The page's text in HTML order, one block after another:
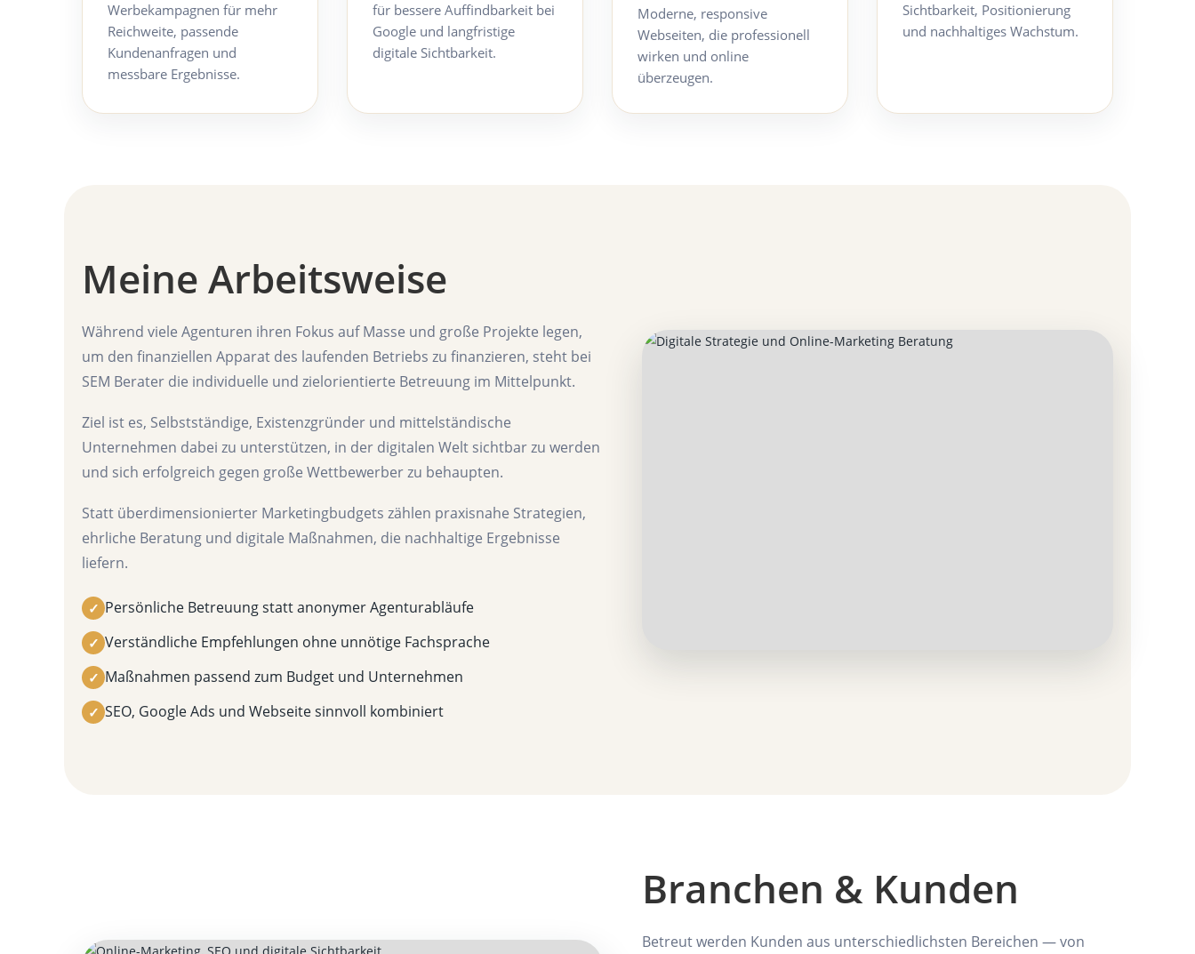
Werbekampagnen für mehr
Reichweite, passende
Kundenanfragen und
messbare Ergebnisse.
für bessere Auffindbarkeit bei
Google und langfristige
digitale Sichtbarkeit.
Moderne, responsive
Webseiten, die professionell
wirken und online
überzeugen.
Sichtbarkeit, Positionierung
und nachhaltiges Wachstum.
Meine Arbeitsweise
Während viele Agenturen ihren Fokus auf Masse und große Projekte legen,
um den finanziellen Apparat des laufenden Betriebs zu finanzieren, steht bei
SEM Berater die individuelle und zielorientierte Betreuung im Mittelpunkt.
Ziel ist es, Selbstständige, Existenzgründer und mittelständische
Unternehmen dabei zu unterstützen, in der digitalen Welt sichtbar zu werden
und sich erfolgreich gegen große Wettbewerber zu behaupten.
Statt überdimensionierter Marketingbudgets zählen praxisnahe Strategien,
ehrliche Beratung und digitale Maßnahmen, die nachhaltige Ergebnisse
liefern.
✓ Persönliche Betreuung statt anonymer Agenturabläufe
✓ Verständliche Empfehlungen ohne unnötige Fachsprache
✓ Maßnahmen passend zum Budget und Unternehmen
✓ SEO, Google Ads und Webseite sinnvoll kombiniert
Branchen & Kunden
Betreut werden Kunden aus unterschiedlichsten Bereichen — von